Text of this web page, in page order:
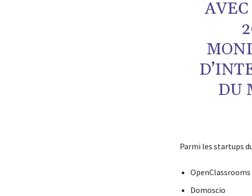
DU
Parmi les startups
OpenClassrooms
Domoscio